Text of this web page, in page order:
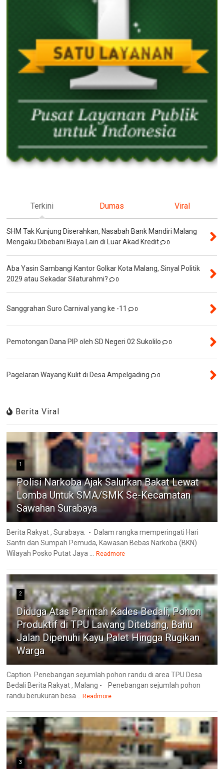
Terkini Dumas Viral
SHM Tak Kunjung Diserahkan, Nasabah Bank Mandiri Malang
Mengaku Dibebani Biaya Lain di Luar Akad Kredit
0
Aba Yasin Sambangi Kantor Golkar Kota Malang, Sinyal Politik
2029 atau Sekadar Silaturahmi?
0
Sanggrahan Suro Carnival yang ke -11 0
Pemotongan Dana PIP oleh SD Negeri 02 Sukolilo 0
Pagelaran Wayang Kulit di Desa Ampelgading 0
Berita Viral
1
Polisi Narkoba Ajak Salurkan Bakat Lewat
Lomba Untuk SMA/SMK Se-Kecamatan
Sawahan Surabaya
Berita Rakyat , Surabaya. - Dalam rangka memperingati Hari
Santri dan Sumpah Pemuda, Kawasan Bebas Narkoba (BKN)
Wilayah Posko Putat Jaya ...
Readmore
2
Diduga Atas Perintah Kades Bedali, Pohon
Produktif di TPU Lawang Ditebang, Bahu
Jalan Dipenuhi Kayu Palet Hingga Rugikan
Warga
Caption. Penebangan sejumlah pohon randu di area TPU Desa
Bedali Berita Rakyat , Malang - Penebangan sejumlah pohon
randu berukuran besa...
Readmore
3